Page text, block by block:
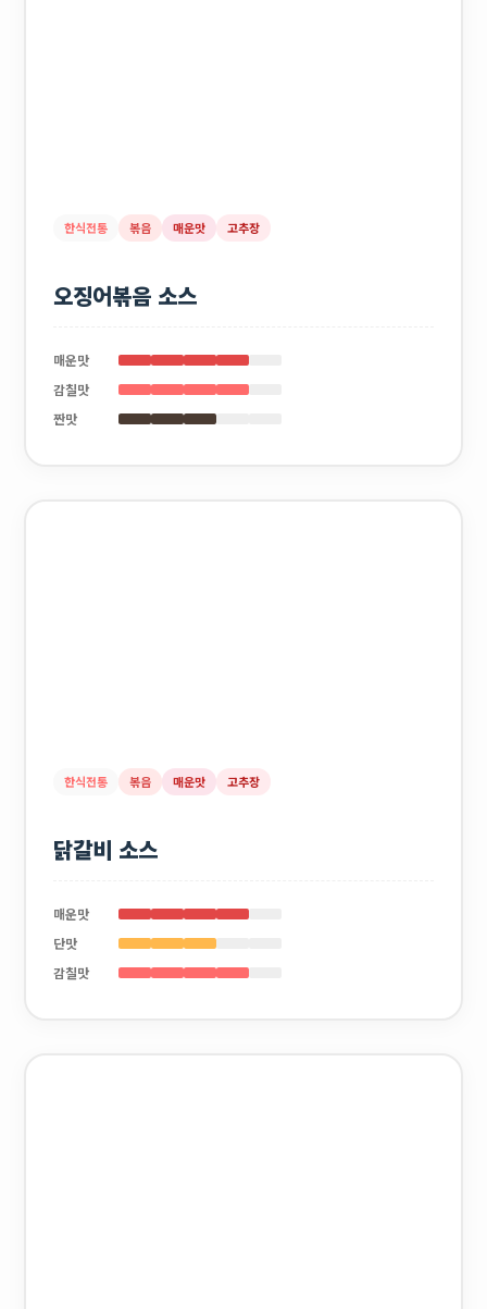
한식전통 볶음 매운맛 고추장
오징어볶음 소스
매운맛
감칠맛
짠맛
한식전통 볶음 매운맛 고추장
닭갈비 소스
매운맛
단맛
감칠맛